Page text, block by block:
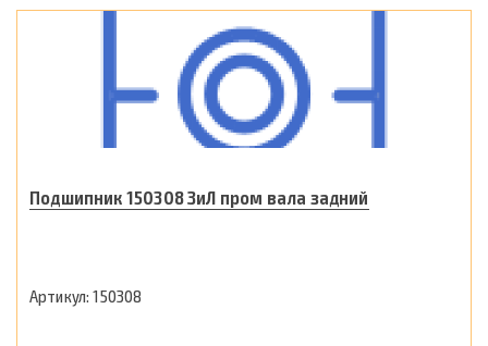
Подшипник 150308 ЗиЛ пром вала задний
150308